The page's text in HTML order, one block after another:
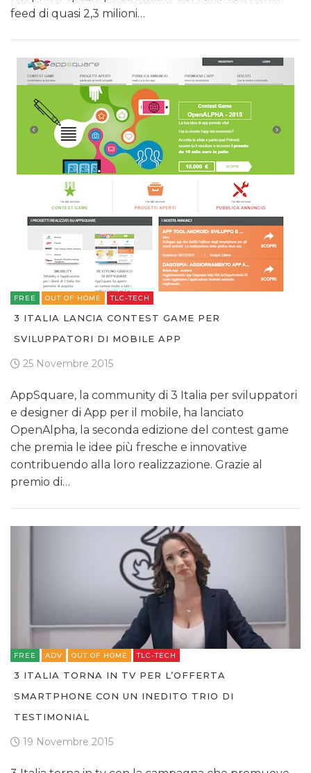
feed di quasi 2,3 milioni…
FREE OUT OF HOME TLC-TECH
3 ITALIA LANCIA CONTEST GAME PER
SVILUPPATORI DI MOBILE APP
25 Novembre 2015
AppSquare, la community di 3 Italia per sviluppatori
e designer di App per il mobile, ha lanciato
OpenAlpha, la seconda edizione del contest game
che premia le idee più fresche e innovative
contribuendo alla loro realizzazione. Grazie al
premio di…
FREE ADV OUT OF HOME TLC-TECH
3 ITALIA TORNA IN TV PER L’OFFERTA
SMARTPHONE CON UN INEDITO TRIO DI
TESTIMONIAL
19 Novembre 2015